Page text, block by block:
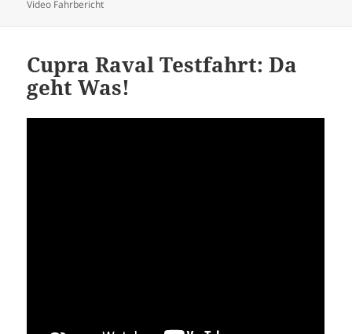
am
Video Fahrbericht
Cupra Raval Testfahrt: Da
geht Was!